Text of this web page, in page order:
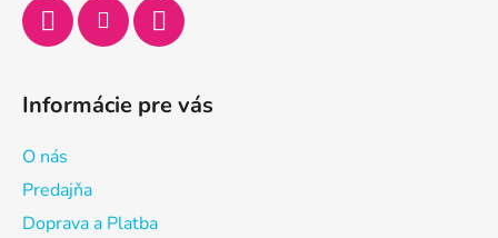
Informácie pre vás
O nás
Predajňa
Doprava a Platba